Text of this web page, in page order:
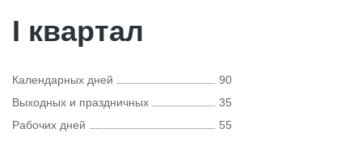
I квартал
Календарных дней
90
Выходных и праздничных
35
Рабочих дней
55